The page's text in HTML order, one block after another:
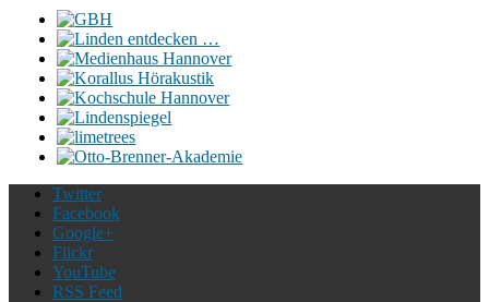
Twitter
Facebook
Google+
Flickr
YouTube
RSS Feed